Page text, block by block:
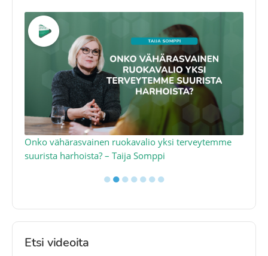
Onko vähärasvainen ruokavalio yksi terveytemme
suurista harhoista? – Taija Somppi
●●●●●●●
Etsi videoita